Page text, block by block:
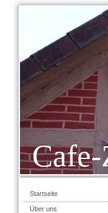
Startseite
Über uns